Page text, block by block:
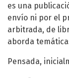
es una
envío ni por el
arbitrada, de
aborda
Pensada,